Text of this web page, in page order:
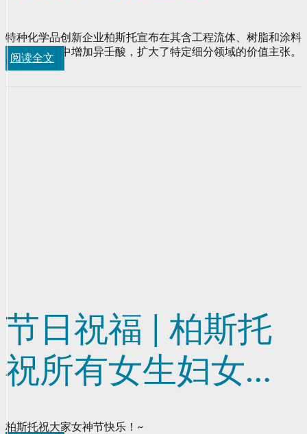
特种化学品创新企业柏斯托宣布在其含工程流体、树脂和涂料
的产品组合中增加异壬酸，扩大了特定细分领域的价值主张。
阅读全文
节日祝福 | 柏斯托
祝所有女生妇女节
快乐！
柏斯托祝大家女神节快乐！~